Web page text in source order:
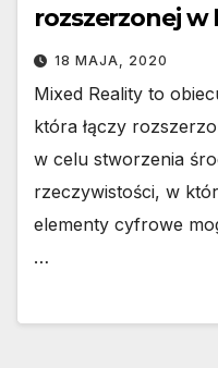
rozszerzonej
18 MAJA, 2020
Mixed Reality to
która łączy
w celu stworzenia
rzeczywistości, w
elementy cyfrowe
…